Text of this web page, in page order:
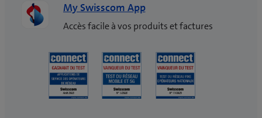
My Swisscom App
Accès facile à vos produits et factures